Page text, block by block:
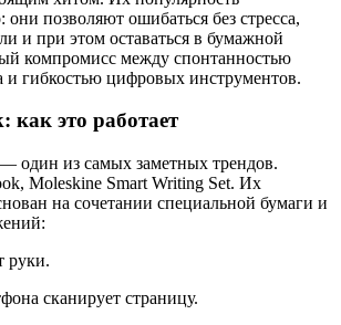
они позволяют ошибаться без стресса,
и при этом оставаться в бумажной
компромисс между спонтанностью
и гибкостью цифровых инструментов.
как это работает
— один из самых заметных трендов.
Moleskine Smart Writing Set. Их
на сочетании специальной бумаги и
руки.
сканирует страницу.